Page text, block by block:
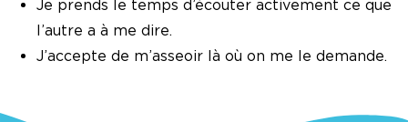
Je prends le temps d’écouter activement ce que
l’autre a à me dire.
J’accepte de m’asseoir là où on me le demande.